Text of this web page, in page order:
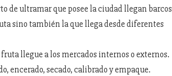
de ultramar que posee la ciudad llegan barcos
sino también la que llega desde diferentes
llegue a los mercados internos o externos.
encerado, secado, calibrado y empaque.